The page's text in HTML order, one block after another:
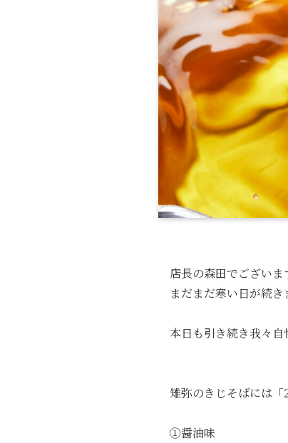
店長の森田でございま
まだまだ寒い日が続き
本日も引き続き我々自
雉弥のきじそばには「
①醤油味